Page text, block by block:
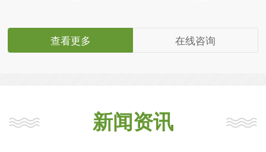
查看更多 在线咨询
新闻资讯